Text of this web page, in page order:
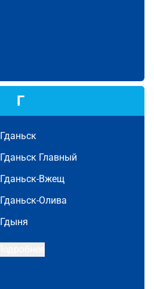
Г
Гданьск
Гданьск Главный
Гданьск-Вжещ
Гданьск-Олива
Гдыня